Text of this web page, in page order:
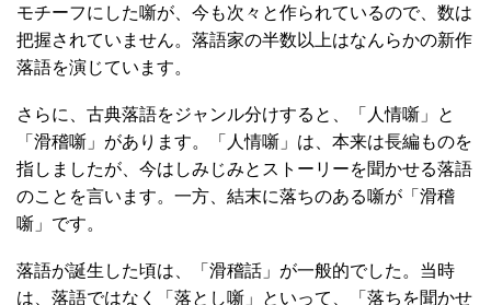
モチーフにした噺が、今も次々と作られているので、数は
把握されていません。落語家の半数以上はなんらかの新作
落語を演じています。
さらに、古典落語をジャンル分けすると、「人情噺」と
「滑稽噺」があります。「人情噺」は、本来は長編ものを
指しましたが、今はしみじみとストーリーを聞かせる落語
のことを言います。一方、結末に落ちのある噺が「滑稽
噺」です。
落語が誕生した頃は、「滑稽話」が一般的でした。当時
は、落語ではなく「落とし噺」といって、「落ちを聞かせ